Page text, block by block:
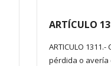
ARTÍCULO
ARTICULO
pérdida o avería